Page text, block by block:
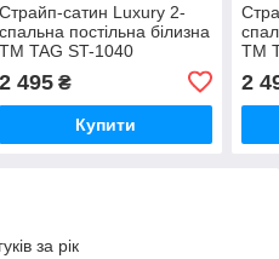
Страйп-сатин Luxury 2-
спальна постільна білизна
ТМ TAG ST-1040
2 495₴
Купити
ТМ
2
за рік